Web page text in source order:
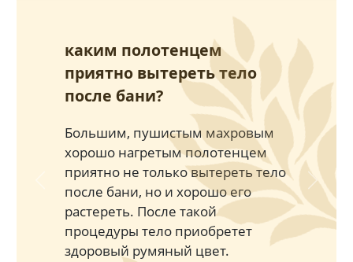
каким полотенцем
приятно вытереть тело
после бани?
Большим, пушистым махровым
хорошо нагретым полотенцем
приятно не только вытереть тело
после бани, но и хорошо его
растереть. После такой
процедуры тело приобретет
здоровый румяный цвет.
Previous Next